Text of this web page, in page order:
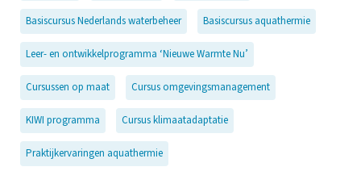
Basiscursus Nederlands waterbeheer Basiscursus aquathermie
Leer- en ontwikkelprogramma ‘Nieuwe Warmte Nu’
Cursussen op maat Cursus omgevingsmanagement
KIWI programma Cursus klimaatadaptatie
Praktijkervaringen aquathermie